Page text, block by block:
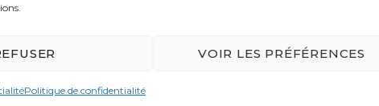
VOIR LES PRÉFÉRENCES
Politique de confidentialité
et les amoureux de la
verdoyantes, chaque
photographiques
viendront clore chaque